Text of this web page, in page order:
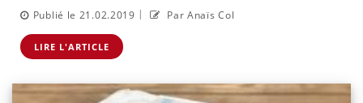
Publié le 21.02.2019 | Par Anaïs Col
LIRE L'ARTICLE